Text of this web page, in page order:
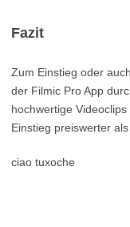
Fazit
Zum Einstieg oder
der Filmic Pro App
hochwertige
Einstieg preiswerter
ciao tuxoche